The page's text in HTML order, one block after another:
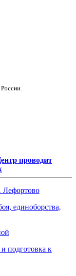
проводит
Лефортово
единоборства,
подготовка к